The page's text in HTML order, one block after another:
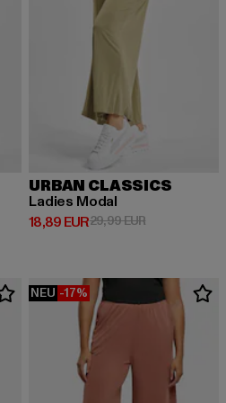
29,99 EUR
URBAN CLASSICS
Ladies Modal
18,89 EUR
Derzeitiger Preis: 18,89 EUR
29,99 EURAktionspreis:
NEU -17%